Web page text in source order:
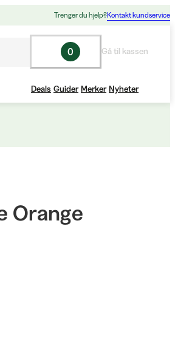
Trenger du hjelp?Kontakt kundservice
0 Gå til kassen
Deals Guider Merker Nyheter
Orange